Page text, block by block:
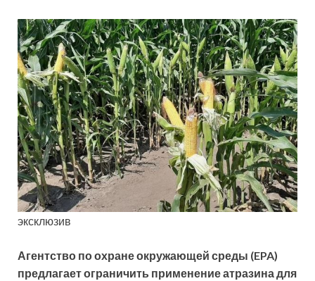
эксклюзив
Агентство по охране окружающей среды (EPA)
предлагает ограничить применение атразина для